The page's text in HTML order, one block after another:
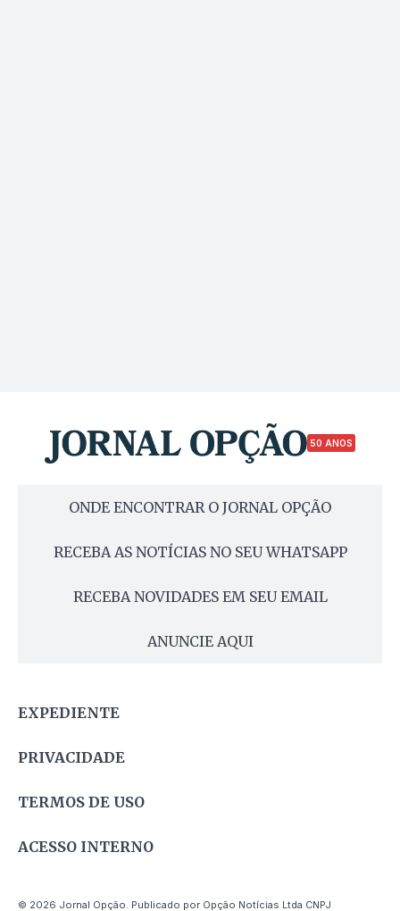
50 ANOS
ONDE ENCONTRAR O JORNAL OPÇÃO
RECEBA AS NOTÍCIAS NO SEU WHATSAPP
RECEBA NOVIDADES EM SEU EMAIL
ANUNCIE AQUI
EXPEDIENTE
PRIVACIDADE
TERMOS DE USO
ACESSO INTERNO
© 2026 Jornal Opção. Publicado por Opção Notícias Ltda CNPJ